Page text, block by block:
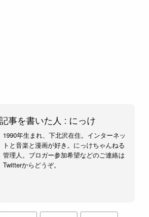
事を書いた人 : にっけ
1990年生まれ、下北沢在住。インターネッ
トと音楽と漫画が好き。にっけちゃんねる
管理人。ブロガー参加希望などのご連絡は
Twitterからどうぞ。